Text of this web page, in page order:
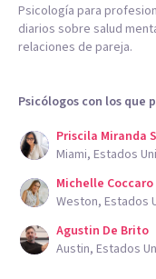
Psicología para
diarios sobre salud
relaciones de pareja.
Psicólogos con los que
Priscila Miranda
Miami, Estados
Michelle
Weston, Estados
Agustin De Brito
Austin, Estados